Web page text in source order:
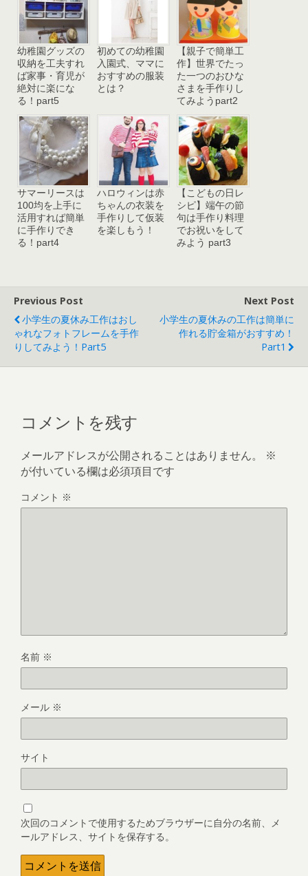
幼稚園グッズの
収納を工夫すれ
ば家事・育児が
絶対に楽にな
る！part5
初めての幼稚園
入園式、ママに
おすすめの服装
とは？
【親子で簡単工
作】世界でたっ
た一つのおひな
さまを手作りし
てみようpart2
サマーリースは
100均を上手に
活用すれば簡単
に手作りでき
る！part4
ハロウィンは赤
ちゃんの衣装を
手作りして仮装
を楽しもう！
【こどもの日レ
シピ】端午の節
句は手作り料理
でお祝いをして
みよう part3
Previous Post
小学生の夏休み工作はおし
ゃれなフォトフレームを手作
りしてみよう！part5
Next Post
小学生の夏休みの工作は簡単に
作れる貯金箱がおすすめ！
Part1
コメントを残す
メールアドレスが公開されることはありません。
※
が付いている欄は必須項目です
コメント ※
名前 ※
メール ※
サイト
次回のコメントで使用するためブラウザーに自分の名前、メ
ールアドレス、サイトを保存する。